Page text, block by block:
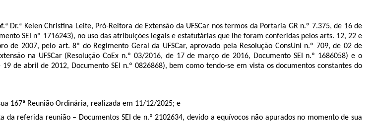
Dr.ª Kelen Christina Leite, Pró-Reitora de Extensão da UFSCar nos termos da Portaria GR n.º 7.375, de 16 de
SEI nº 1716243), no uso das atribuições legais e estatutárias que lhe foram conferidas pelos arts. 12, 22 e
de 2007, pelo art. 8º do Regimento Geral da UFSCar, aprovado pela Resolução ConsUni n.º 709, de 02 de
na UFSCar (Resolução CoEx n.º 03/2016, de 17 de março de 2016, Documento SEI n.º 1686058) e o
de abril de 2012, Documento SEI n.º 0826868), bem como tendo-se em vista os documentos constantes do
167ª Reunião Ordinária, realizada em 11/12/2025; e
da referida reunião – Documentos SEI de n.º2102634, devido a equívocos não apurados no momento de sua